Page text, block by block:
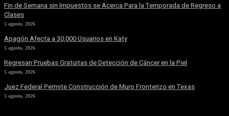
Fin de Semana sin Impuestos se Acerca Para la Temporada de Regreso a
Clases
5 agosto, 2026
Apagón Afecta a 30,000 Usuarios en Katy
5 agosto, 2026
Regresan Pruebas Gratuitas de Detección de Cáncer en la Piel
5 agosto, 2026
Juez Federal Permite Construcción de Muro Fronterizo en Texas
5 agosto, 2026